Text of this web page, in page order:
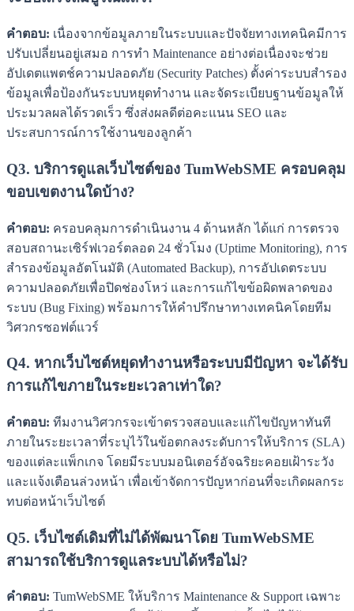
คำตอบ: เนื่องจากข้อมูลภายในระบบและปัจจัยทางเทคนิคมีการ
ปรับเปลี่ยนอยู่เสมอ การทำ Maintenance อย่างต่อเนื่องจะช่วย
อัปเดตแพตช์ความปลอดภัย (Security Patches) ตั้งค่าระบบสำรอง
ข้อมูลเพื่อป้องกันระบบหยุดทำงาน และจัดระเบียบฐานข้อมูลให้
ประมวลผลได้รวดเร็ว ซึ่งส่งผลดีต่อคะแนน SEO และ
ประสบการณ์การใช้งานของลูกค้า
Q3. บริการดูแลเว็บไซต์ของ TumWebSME ครอบคลุม
ขอบเขตงานใดบ้าง?
คำตอบ: ครอบคลุมการดำเนินงาน 4 ด้านหลัก ได้แก่ การตรวจ
สอบสถานะเซิร์ฟเวอร์ตลอด 24 ชั่วโมง (Uptime Monitoring), การ
สำรองข้อมูลอัตโนมัติ (Automated Backup), การอัปเดตระบบ
ความปลอดภัยเพื่อปิดช่องโหว่ และการแก้ไขข้อผิดพลาดของ
ระบบ (Bug Fixing) พร้อมการให้คำปรึกษาทางเทคนิคโดยทีม
วิศวกรซอฟต์แวร์
Q4. หากเว็บไซต์หยุดทำงานหรือระบบมีปัญหา จะได้รับ
การแก้ไขภายในระยะเวลาเท่าใด?
คำตอบ: ทีมงานวิศวกรจะเข้าตรวจสอบและแก้ไขปัญหาทันที
ภายในระยะเวลาที่ระบุไว้ในข้อตกลงระดับการให้บริการ (SLA)
ของแต่ละแพ็กเกจ โดยมีระบบมอนิเตอร์อัจฉริยะคอยเฝ้าระวัง
และแจ้งเตือนล่วงหน้า เพื่อเข้าจัดการปัญหาก่อนที่จะเกิดผลกระ
ทบต่อหน้าเว็บไซต์
Q5. เว็บไซต์เดิมที่ไม่ได้พัฒนาโดย TumWebSME
สามารถใช้บริการดูแลระบบได้หรือไม่?
คำตอบ: TumWebSME ให้บริการ Maintenance & Support เฉพาะ